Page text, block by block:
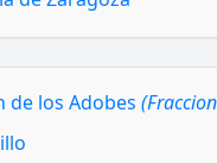
de los Adobes